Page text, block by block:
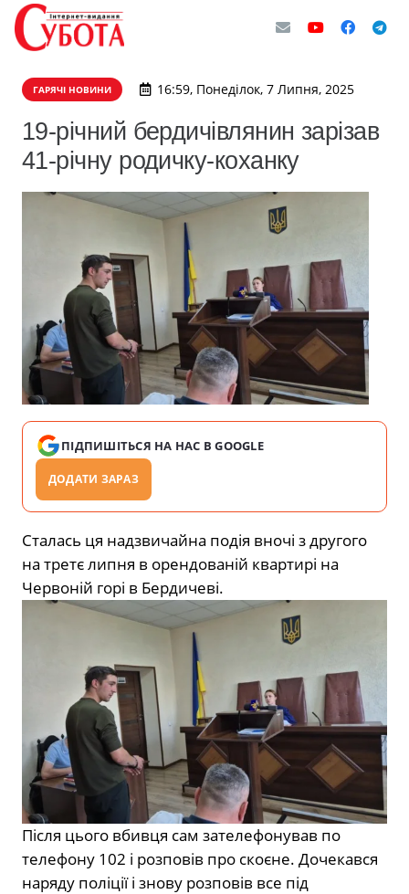
ГАРЯЧІ НОВИНИ 16:59, Понеділок, 7 Липня, 2025
19-річний бердичівлянин зарізав
41-річну родичку-коханку
ПІДПИШІТЬСЯ НА НАС В GOOGLE
ДОДАТИ ЗАРАЗ
Сталась ця надзвичайна подія вночі з другого
на третє липня в орендованій квартирі на
Червоній горі в Бердичеві.
Після цього вбивця сам зателефонував по
телефону 102 і розповів про скоєне. Дочекався
наряду поліції і знову розповів все під